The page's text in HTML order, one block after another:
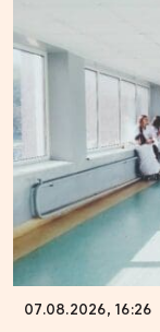
07.08.2026, 16:26